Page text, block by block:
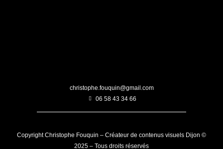
christophe.fouquin@gmail.com
06 58 43 34 66
Copyright Christophe Fouquin – Créateur de contenus visuels Dijon ©
2025 – Tous droits réservés